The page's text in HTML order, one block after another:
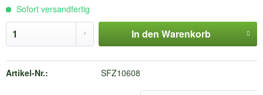
Sofort versandfertig
In den Warenkorb
Artikel-Nr.: SFZ10608